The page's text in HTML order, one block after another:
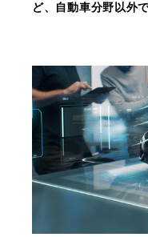
ど、自動車分野以外